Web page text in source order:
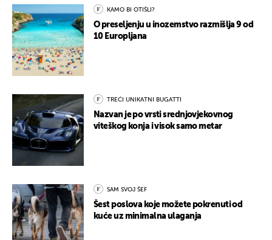
KAMO BI OTIŠLI?
O preseljenju u inozemstvo razmišlja 9 od
10 Europljana
TREĆI UNIKATNI BUGATTI
Nazvan je po vrsti srednjovjekovnog
viteškog konja i visok samo metar
SAM SVOJ ŠEF
Šest poslova koje možete pokrenuti od
kuće uz minimalna ulaganja